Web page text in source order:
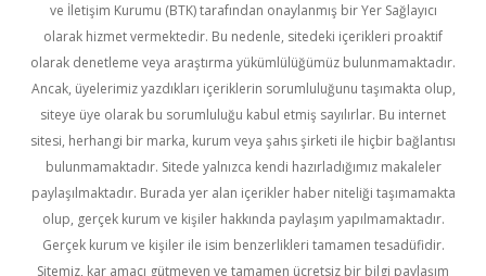
ve İletişim Kurumu (BTK) tarafından onaylanmış bir Yer Sağlayıcı
olarak hizmet vermektedir. Bu nedenle, sitedeki içerikleri proaktif
olarak denetleme veya araştırma yükümlülüğümüz bulunmamaktadır.
Ancak, üyelerimiz yazdıkları içeriklerin sorumluluğunu taşımakta olup,
siteye üye olarak bu sorumluluğu kabul etmiş sayılırlar. Bu internet
sitesi, herhangi bir marka, kurum veya şahıs şirketi ile hiçbir bağlantısı
bulunmamaktadır. Sitede yalnızca kendi hazırladığımız makaleler
paylaşılmaktadır. Burada yer alan içerikler haber niteliği taşımamakta
olup, gerçek kurum ve kişiler hakkında paylaşım yapılmamaktadır.
Gerçek kurum ve kişiler ile isim benzerlikleri tamamen tesadüfidir.
Sitemiz, kar amacı gütmeyen ve tamamen ücretsiz bir bilgi paylaşım